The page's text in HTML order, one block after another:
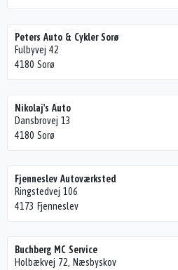
Peters Auto & Cykler Sorø
Fulbyvej 42
4180 Sorø
Nikolaj's Auto
Dansbrovej 13
4180 Sorø
Fjenneslev Autoværksted
Ringstedvej 106
4173 Fjenneslev
Buchberg MC Service
Holbækvej 72, Næsbyskov